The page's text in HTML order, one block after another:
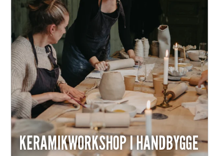
KERAMIKWORKSHOP I HANDBYGGE